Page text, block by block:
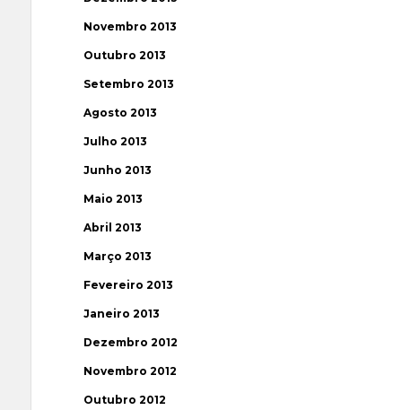
Novembro 2013
Outubro 2013
Setembro 2013
Agosto 2013
Julho 2013
Junho 2013
Maio 2013
Abril 2013
Março 2013
Fevereiro 2013
Janeiro 2013
Dezembro 2012
Novembro 2012
Outubro 2012